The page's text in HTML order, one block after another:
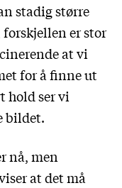
stadig større
forskjellen er stor
at vi
for å finne ut
hold ser vi
bildet.
nå, men
at det må